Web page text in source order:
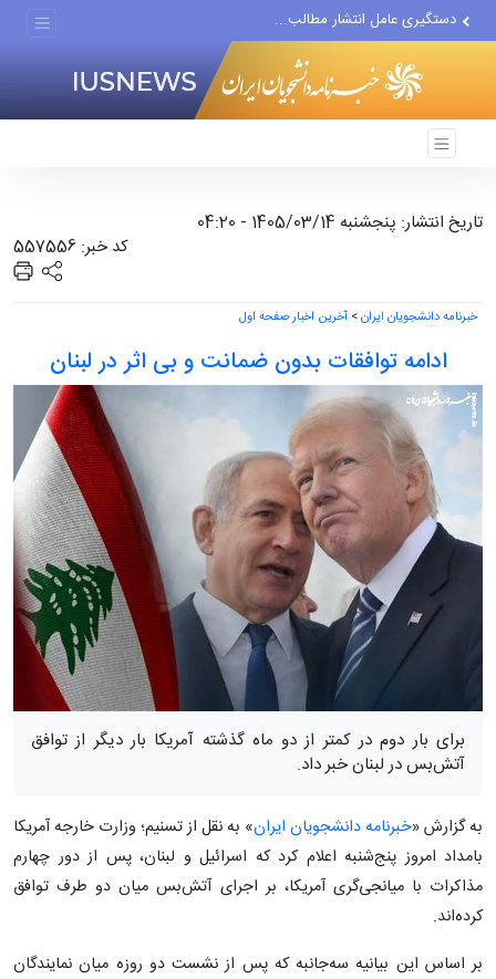
دستگیری عامل انتشار مطالب...
مواضع مزدوران سعودی را با...
ضربه مغزی بیش از ۷۰۰ نظامی...
تاریخ انتشار: پنجشنبه 1405/03/14 - 04:20
کد خبر: 557556
خبرنامه دانشجویان ایران> آخرین اخبار صفحه اول
ادامه توافقات بدون ضمانت و بی اثر در لبنان
برای بار دوم در کمتر از دو ماه گذشته آمریکا بار دیگر از توافق
آتش‌بس در لبنان خبر داد.
به گزارش «خبرنامه دانشجویان ایران» به نقل از تسنیم؛ وزارت خارجه آمریکا
بامداد امروز پنج‌شنبه اعلام کرد که اسرائیل و لبنان، پس از دور چهارم
مذاکرات با میانجی‌گری آمریکا، بر اجرای آتش‌بس میان دو طرف توافق
کرده‌اند.
بر اساس این بیانیه سه‌جانبه که پس از نشست دو روزه میان نمایندگان